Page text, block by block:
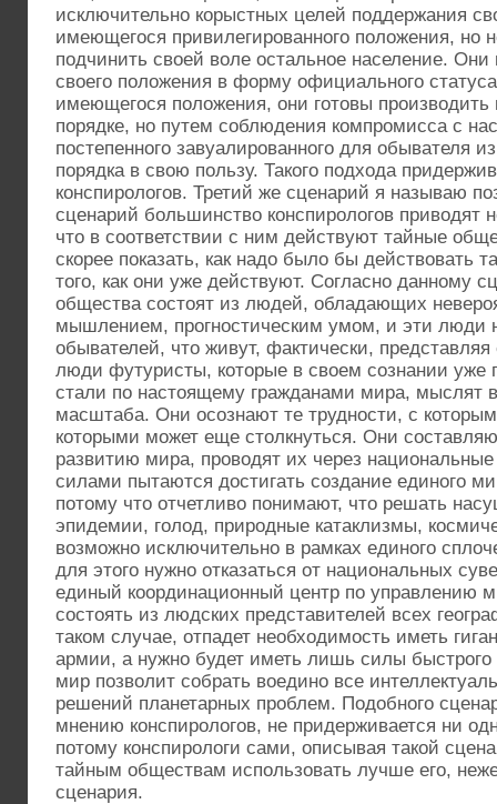
исключительно корыстных целей поддержания
имеющегося привилегированного положения, но
подчинить своей воле остальное население.
своего положения в форму официального
имеющегося положения, они готовы
порядке, но путем соблюдения компромисса с
постепенного завуалированного для обывателя
порядка в свою пользу. Такого подхода
конспирологов. Третий же сценарий я называю
сценарий большинство конспирологов приводят
что в соответствии с ним действуют тайные
скорее показать, как надо было бы действовать
того, как они уже действуют. Согласно данному
общества состоят из людей, обладающих
мышлением, прогностическим умом, и эти люди
обывателей, что живут, фактически,
люди футуристы, которые в своем сознании уже
стали по настоящему гражданами мира, мыслят в
масштаба. Они осознают те трудности, с
которыми может еще столкнуться. Они
развитию мира, проводят их через
силами пытаются достигать создание единого
потому что отчетливо понимают, что решать
эпидемии, голод, природные катаклизмы,
возможно исключительно в рамках единого
для этого нужно отказаться от национальных
единый координационный центр по управлению
состоять из людских представителей всех
таком случае, отпадет необходимость иметь
армии, а нужно будет иметь лишь силы
мир позволит собрать воедино все
решений планетарных проблем. Подобного
мнению конспирологов, не придерживается ни
потому конспирологи сами, описывая такой
тайным обществам использовать лучше его,
сценария.